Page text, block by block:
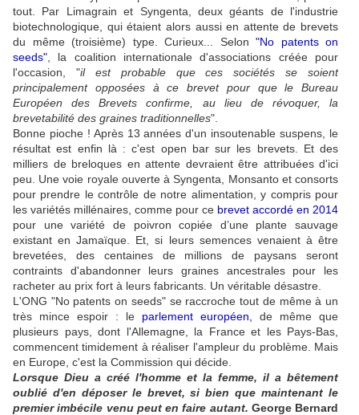
tout. Par Limagrain et Syngenta, deux géants de l'industrie
biotechnologique, qui étaient alors aussi en attente de brevets
du même (troisième) type. Curieux... Selon "No patents on
seeds" , la coalition internationale d'associations créée pour
l'occasion, "il est probable que ces sociétés se soient
principalement opposées à ce brevet pour que le Bureau
Européen des Brevets confirme, au lieu de révoquer, la
brevetabilité des graines traditionnelles".
Bonne pioche ! Après 13 années d'un insoutenable suspens, le
résultat est enfin là : c'est open bar sur les brevets. Et des
milliers de breloques en attente devraient être attribuées d'ici
peu. Une voie royale ouverte à Syngenta, Monsanto et consorts
pour prendre le contrôle de notre alimentation, y compris pour
les variétés millénaires, comme pour ce brevet accordé en 2014
pour une variété de poivron copiée d’une plante sauvage
existant en Jamaïque. Et, si leurs semences venaient à être
brevetées, des centaines de millions de paysans seront
contraints d'abandonner leurs graines ancestrales pour les
racheter au prix fort à leurs fabricants. Un véritable désastre.
L'ONG "No patents on seeds" se raccroche tout de même à un
très mince espoir : le
parlement européen
de même que
plusieurs pays, dont l'Allemagne, la France et les Pays-Bas,
commencent timidement à réaliser l'ampleur du problème. Mais
en Europe, c'est la Commission qui décide.
Lorsque Dieu a créé l'homme et la femme, il a bêtement
oublié d'en déposer le brevet, si bien que maintenant le
premier imbécile venu peut en faire autant. George Bernard